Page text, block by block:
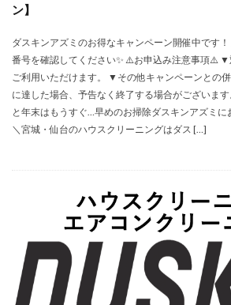
ン】
ダスキンアズミのお得なキャンペーン開催中です
番号を確認してください✨ ⚠️お申込み注意事項⚠️
ご利用いただけます。 ▼その他キャンペーンとの
に達した場合、予告なく終了する場合がございま
と年末はもうすぐ…早めのお掃除ダスキンアズミに
＼宮城・仙台のハウスクリーニングはダス […]